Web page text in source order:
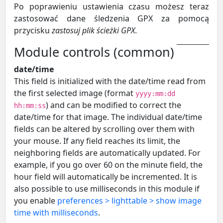
Po poprawieniu ustawienia czasu możesz teraz
zastosować dane śledzenia GPX za pomocą
przyciskuzastosuj plik ścieżki GPX.
Module controls (common)
date/time
This field is initialized with the date/time read from
the first selected image (format yyyy:mm:dd
hh:mm:ss) and can be modified to correct the
date/time for that image. The individual date/time
fields can be altered by scrolling over them with
your mouse. If any field reaches its limit, the
neighboring fields are automatically updated. For
example, if you go over 60 on the minute field, the
hour field will automatically be incremented. It is
also possible to use milliseconds in this module if
you enable preferences > lighttable > show image
time with milliseconds.